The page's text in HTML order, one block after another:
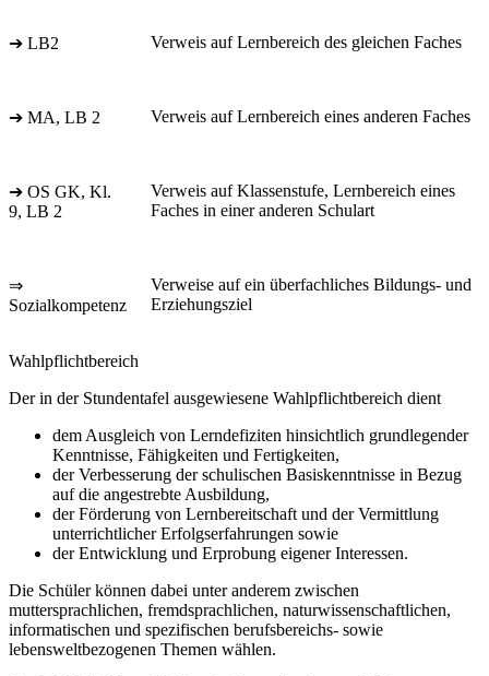
➔ LB2 Verweis auf Lernbereich des gleichen Faches
➔ MA, LB 2 Verweis auf Lernbereich eines anderen Faches
➔ OS GK, Kl.
9, LB 2
Verweis auf Klassenstufe, Lernbereich eines
Faches in einer anderen Schulart
⇒
Sozialkompetenz
Verweise auf ein überfachliches Bildungs- und
Erziehungsziel
Wahlpflichtbereich
Der in der Stundentafel ausgewiesene Wahlpflichtbereich dient
dem Ausgleich von Lerndefiziten hinsichtlich grundlegender
Kenntnisse, Fähigkeiten und Fertigkeiten,
der Verbesserung der schulischen Basiskenntnisse in Bezug
auf die angestrebte Ausbildung,
der Förderung von Lernbereitschaft und der Vermittlung
unterrichtlicher Erfolgserfahrungen sowie
der Entwicklung und Erprobung eigener Interessen.
Die Schüler können dabei unter anderem zwischen
muttersprachlichen, fremdsprachlichen, naturwissenschaftlichen,
informatischen und spezifischen berufsbereichs- sowie
lebensweltbezogenen Themen wählen.